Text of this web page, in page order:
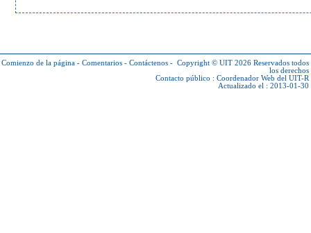
Comienzo de la página - Comentarios - Contáctenos - Copyright © UIT 2026 Reservados todos
los derechos
Contacto público : Coordenador Web del UIT-R
Actualizado el : 2013-01-30